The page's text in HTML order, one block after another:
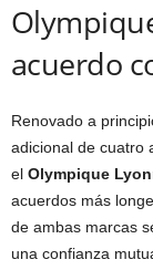
acuerdo
Renovado a
adicional de cuatro
el Olympique
acuerdos más
de ambas marcas
una confianza